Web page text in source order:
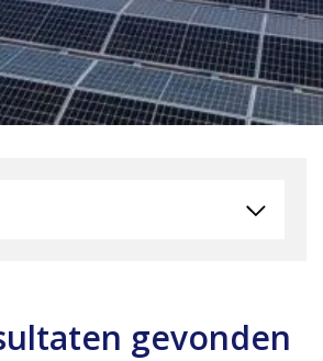
gevonden